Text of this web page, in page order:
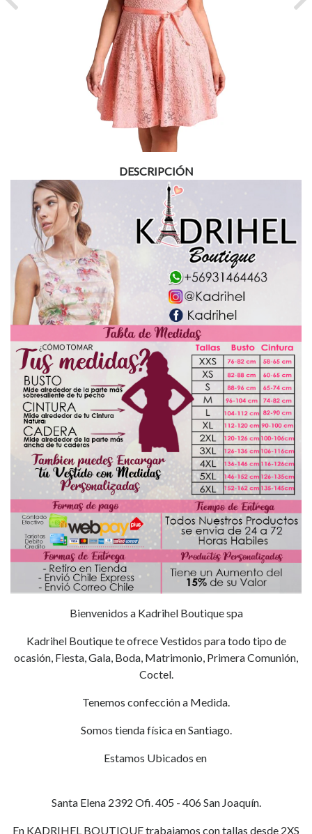
Previous
DESCRIPCIÓN
Bienvenidos a Kadrihel Boutique spa
Kadrihel Boutique te ofrece Vestidos para todo tipo de
ocasión, Fiesta, Gala, Boda, Matrimonio, Primera Comunión,
Coctel.
Tenemos confección a Medida.
Somos tienda física en Santiago.
Estamos Ubicados en
Santa Elena 2392 Ofi. 405 - 406 San Joaquín.
En KADRIHEL BOUTIQUE trabajamos con tallas desde 2XS